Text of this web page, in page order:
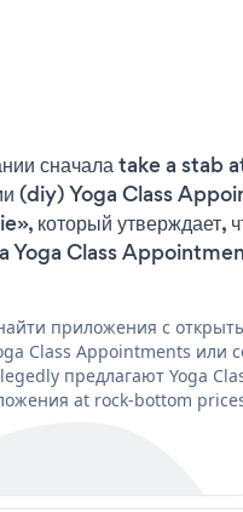
сначала take a stab
(diy) Yoga Class
который утверждает,
a Yoga Class
приложения с
Class Appointments или
предлагают Yoga
at rock-bottom